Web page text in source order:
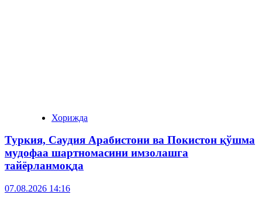
Хорижда
Туркия, Саудия Арабистони ва Покистон қўшма
мудофаа шартномасини имзолашга
тайёрланмоқда
07.08.2026 14:16